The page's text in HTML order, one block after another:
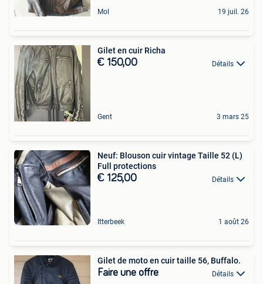
Mol 19 juil. 26
Gilet en cuir Richa
€ 150,00 Détails
Gent 3 mars 25
Neuf: Blouson cuir vintage Taille 52 (L)
Full protections
€ 125,00 Détails
Itterbeek 1 août 26
Gilet de moto en cuir taille 56, Buffalo.
Faire une offre Détails